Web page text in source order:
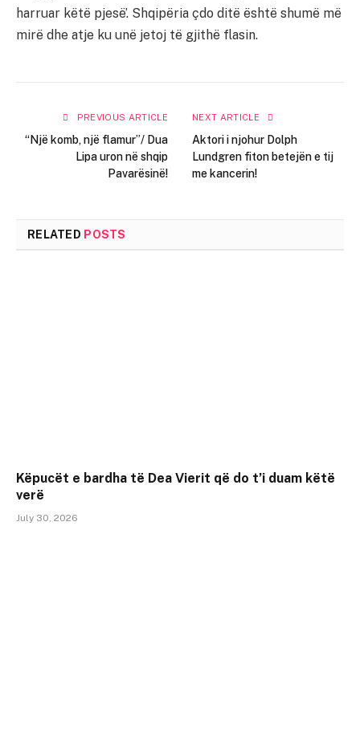
harruar këtë pjesë’. Shqipëria çdo ditë është shumë më
mirë dhe atje ku unë jetoj të gjithë flasin.
PREVIOUS ARTICLE
“Një komb, një flamur”/ Dua
Lipa uron në shqip
Pavarësinë!
NEXT ARTICLE
Aktori i njohur Dolph
Lundgren fiton betejën e tij
me kancerin!
RELATED POSTS
Këpucët e bardha të Dea Vierit që do t’i duam këtë
verë
July 30, 2026